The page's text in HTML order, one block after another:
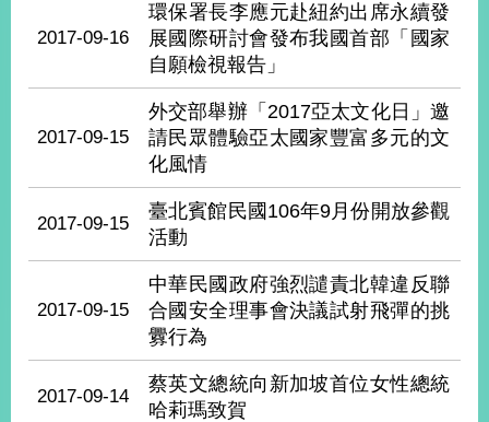
護
首
頁
網
站
導
覽
於
心
2017-09-16
環保署長李應元赴紐約出席永續發
展國際研討會發布我國首部「國家
自願檢視報告」
2017-09-15
外交部舉辦「2017亞太文化日」邀
請民眾體驗亞太國家豐富多元的文
化風情
2017-09-15
臺北賓館民國106年9月份開放參觀
活動
2017-09-15
中華民國政府強烈譴責北韓違反聯
合國安全理事會決議試射飛彈的挑
釁行為
2017-09-14
蔡英文總統向新加坡首位女性總統
哈莉瑪致賀